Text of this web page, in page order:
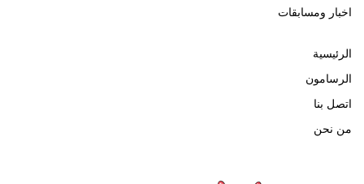
اخبار ومسابقات
الرئيسية
الرسامون
اتصل بنا
من نحن